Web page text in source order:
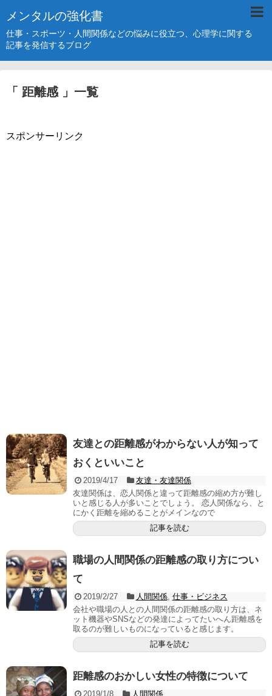
メンタルの強化書
仕事・スポーツ・人間関係などの悩みに役立つ、心理学に関する
記事を発信するブログ
「 距離感 」一覧
スポンサーリンク
友達との距離感がわからない人が知って
おくといいこと
2019/4/17
友達・友達関係
友達関係は、恋人関係と違って距離感の縮め方が難し
いと感じる人が多いことでしょう。 恋人関係なら、と
にかく距離を縮めることがメインなので
記事を読む
職場の人間関係の距離感の取り方につい
て
2019/2/27 人間関係, 仕事・ビジネス
会社や職場の人との人間関係の距離感の取り方は、ネ
ット機器やSNSなどの発達によってたいへん距離感を
取るのが難しいものになっていると感じます。
記事を読む
距離感のおかしい女性の特徴について
2019/1/8
人間関係